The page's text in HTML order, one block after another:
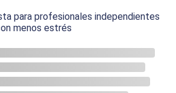
para profesionales independientes
menos estrés